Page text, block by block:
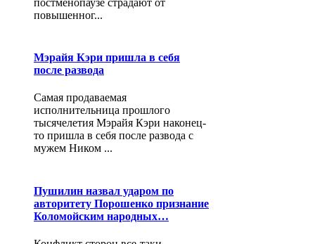
постменопаузе страдают от
повышенног...
Мэрайя Кэри пришла в себя
после развода
Самая продаваемая
исполнительница прошлого
тысячелетия Мэрайя Кэри наконец-
то пришла в себя после развода с
мужем Ником ...
Пушилин назвал ударом по
авторитету Порошенко признание
Коломойским народных…